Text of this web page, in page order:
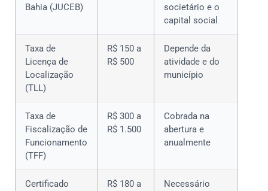
Bahia (JUCEB)
societário e o
capital social
Taxa de
Licença de
Localização
(TLL)
R$ 150 a
R$ 500
Depende da
atividade e do
município
Taxa de
Fiscalização de
Funcionamento
(TFF)
R$ 300 a
R$ 1.500
Cobrada na
abertura e
anualmente
Certificado
R$ 180 a
Necessário